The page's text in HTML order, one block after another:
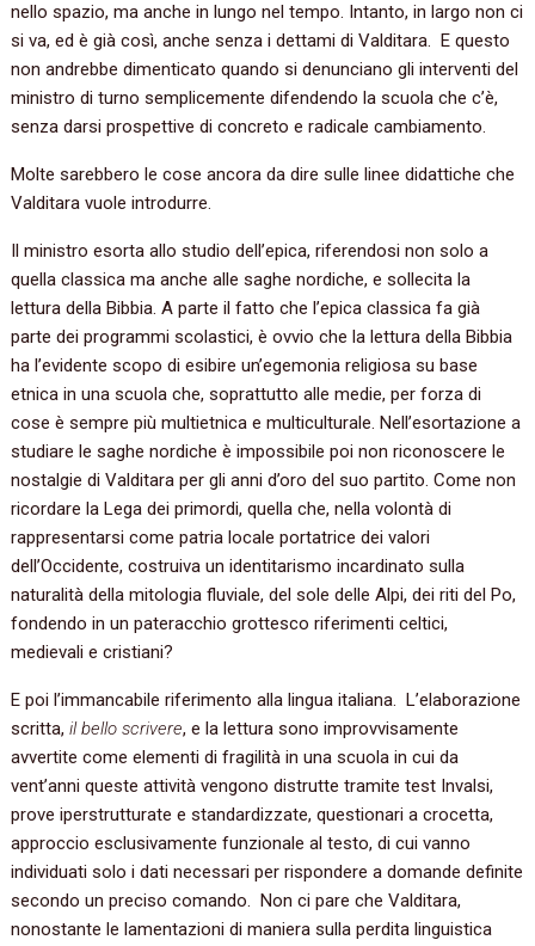
nello spazio, ma anche in lungo nel tempo. Intanto, in largo non ci
si va, ed è già così, anche senza i dettami di Valditara. E questo
non andrebbe dimenticato quando si denunciano gli interventi del
ministro di turno semplicemente difendendo la scuola che c’è,
senza darsi prospettive di concreto e radicale cambiamento.
Molte sarebbero le cose ancora da dire sulle linee didattiche che
Valditara vuole introdurre.
Il ministro esorta allo studio dell’epica, riferendosi non solo a
quella classica ma anche alle saghe nordiche, e sollecita la
lettura della Bibbia. A parte il fatto che l’epica classica fa già
parte dei programmi scolastici, è ovvio che la lettura della Bibbia
ha l’evidente scopo di esibire un’egemonia religiosa su base
etnica in una scuola che, soprattutto alle medie, per forza di
cose è sempre più multietnica e multiculturale. Nell’esortazione a
studiare le saghe nordiche è impossibile poi non riconoscere le
nostalgie di Valditara per gli anni d’oro del suo partito. Come non
ricordare la Lega dei primordi, quella che, nella volontà di
rappresentarsi come patria locale portatrice dei valori
dell’Occidente, costruiva un identitarismo incardinato sulla
naturalità della mitologia fluviale, del sole delle Alpi, dei riti del Po,
fondendo in un pateracchio grottesco riferimenti celtici,
medievali e cristiani?
E poi l’immancabile riferimento alla lingua italiana. L’elaborazione
scritta,il bello scrivere, e la lettura sono improvvisamente
avvertite come elementi di fragilità in una scuola in cui da
vent’anni queste attività vengono distrutte tramite test Invalsi,
prove iperstrutturate e standardizzate, questionari a crocetta,
approccio esclusivamente funzionale al testo, di cui vanno
individuati solo i dati necessari per rispondere a domande definite
secondo un preciso comando. Non ci pare che Valditara,
nonostante le lamentazioni di maniera sulla perdita linguistica